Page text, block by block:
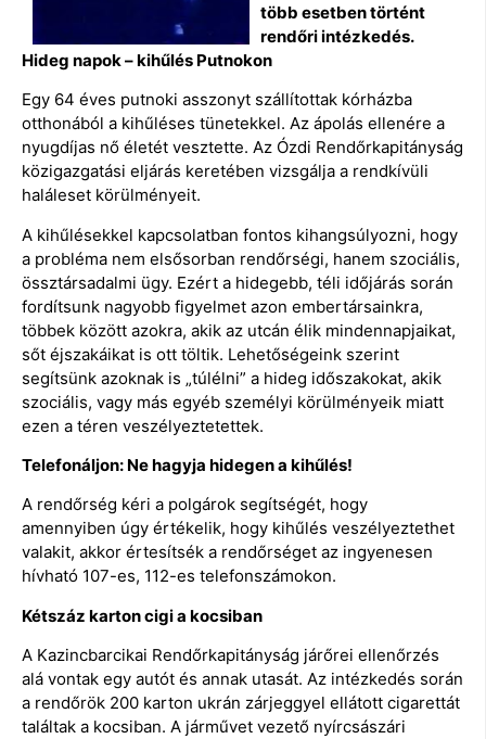
több esetben történt
rendőri intézkedés.
Hideg napok – kihűlés Putnokon
Egy 64 éves putnoki asszonyt szállítottak kórházba
otthonából a kihűléses tünetekkel. Az ápolás ellenére a
nyugdíjas nő életét vesztette. Az Ózdi Rendőrkapitányság
közigazgatási eljárás keretében vizsgálja a rendkívüli
haláleset körülményeit.
A kihűlésekkel kapcsolatban fontos kihangsúlyozni, hogy
a probléma nem elsősorban rendőrségi, hanem szociális,
össztársadalmi ügy. Ezért a hidegebb, téli időjárás során
fordítsunk nagyobb figyelmet azon embertársainkra,
többek között azokra, akik az utcán élik mindennapjaikat,
sőt éjszakáikat is ott töltik. Lehetőségeink szerint
segítsünk azoknak is „túlélni” a hideg időszakokat, akik
szociális, vagy más egyéb személyi körülményeik miatt
ezen a téren veszélyeztetettek.
Telefonáljon: Ne hagyja hidegen a kihűlés!
A rendőrség kéri a polgárok segítségét, hogy
amennyiben úgy értékelik, hogy kihűlés veszélyeztethet
valakit, akkor értesítsék a rendőrséget az ingyenesen
hívható 107-es, 112-es telefonszámokon.
Kétszáz karton cigi a kocsiban
A Kazincbarcikai Rendőrkapitányság járőrei ellenőrzés
alá vontak egy autót és annak utasát. Az intézkedés során
a rendőrök 200 karton ukrán zárjeggyel ellátott cigarettát
találtak a kocsiban. A járművet vezető nyírcsászári